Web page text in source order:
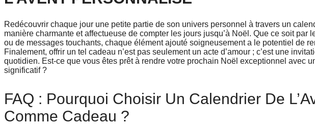
Redécouvrir chaque jour une petite partie de son univers personnel à travers un
manière charmante et affectueuse de compter les jours jusqu’à Noël. Que ce soit par
ou de messages touchants, chaque élément ajouté soigneusement a le potentiel de
Finalement, offrir un tel cadeau n’est pas seulement un acte d’amour ; c’est une
quotidien. Est-ce que vous êtes prêt à rendre votre prochain Noël exceptionnel avec
significatif ?
FAQ : Pourquoi Choisir Un Calendrier De
Comme Cadeau ?